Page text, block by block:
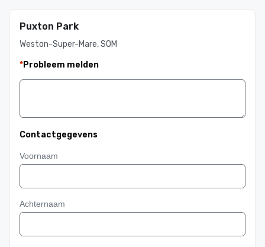
Puxton Park
Weston-Super-Mare, SOM
*Probleem melden
Contactgegevens
Voornaam
Achternaam